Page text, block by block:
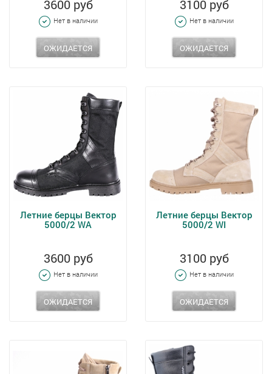
3600 руб
Нет в наличии
ОЖИДАЕТСЯ
3100 руб
Нет в наличии
ОЖИДАЕТСЯ
Летние берцы Вектор
5000/2 WA
3600 руб
Нет в наличии
ОЖИДАЕТСЯ
Летние берцы Вектор
5000/2 WI
3100 руб
Нет в наличии
ОЖИДАЕТСЯ